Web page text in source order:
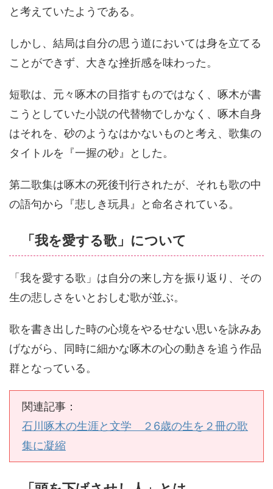
と考えていたようである。
しかし、結局は自分の思う道においては身を立てる
ことができず、大きな挫折感を味わった。
短歌は、元々啄木の目指すものではなく、啄木が書
こうとしていた小説の代替物でしかなく、啄木自身
はそれを、砂のようなはかないものと考え、歌集の
タイトルを『一握の砂』とした。
第二歌集は啄木の死後刊行されたが、それも歌の中
の語句から『悲しき玩具』と命名されている。
「我を愛する歌」について
「我を愛する歌」は自分の来し方を振り返り、その
生の悲しさをいとおしむ歌が並ぶ。
歌を書き出した時の心境をやるせない思いを詠みあ
げながら、同時に細かな啄木の心の動きを追う作品
群となっている。
関連記事：
石川啄木の生涯と文学 ２6歳の生を２冊の歌
集に凝縮